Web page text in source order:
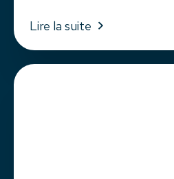
Lire la suite